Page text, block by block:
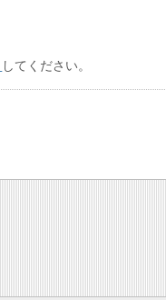
してください。